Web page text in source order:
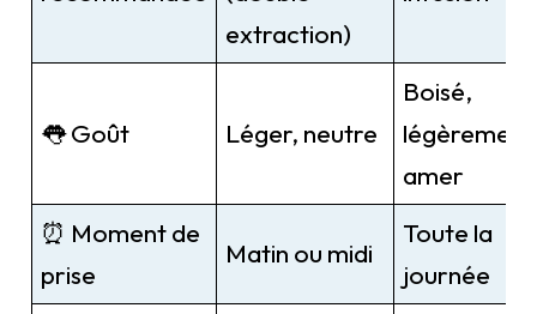
extraction)
👅 Goût Léger, neutre
Boisé,
légèrement
amer
⏰ Moment de
prise
Matin ou midi
Toute la
journée